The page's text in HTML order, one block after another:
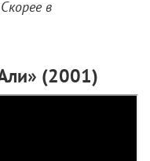
в
(2001)